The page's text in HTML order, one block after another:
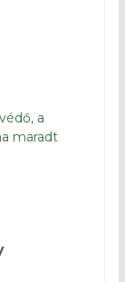
a
maradt